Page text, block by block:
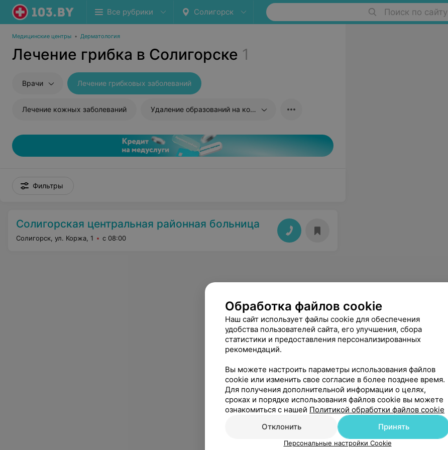
Все рубрики Солигорск Поиск по сайту
Медицинские центры • Дерматология
Лечение грибка в Солигорске 1
Врачи Лечение грибковых заболеваний
Лечение кожных заболеваний Удаление образований на коже
Фильтры
Солигорская центральная районная больница
Солигорск, ул. Коржа, 1 с 08:00
Обработка файлов cookie
Наш сайт использует файлы cookie для обеспечения
удобства пользователей сайта, его улучшения, сбора
статистики и предоставления персонализированных
рекомендаций.
Вы можете настроить параметры использования файлов
cookie или изменить свое согласие в более позднее время.
Для получения дополнительной информации о целях,
сроках и порядке использования файлов cookie вы можете
ознакомиться с нашей Политикой обработки файлов cookie
Отклонить
Принять
Персональные настройки Cookie